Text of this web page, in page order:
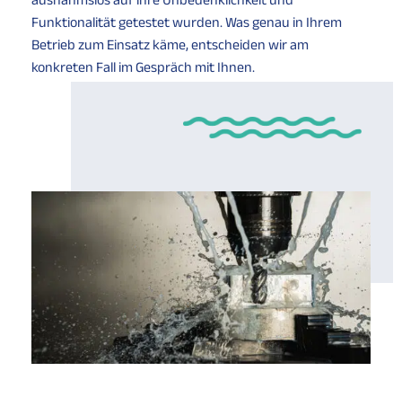
Funktionalität getestet wurden. Was genau in Ihrem
Betrieb zum Einsatz käme, entscheiden wir am
konkreten Fall im Gespräch mit Ihnen.